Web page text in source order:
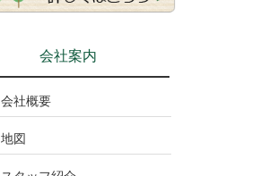
会社案内
会社概要
地図